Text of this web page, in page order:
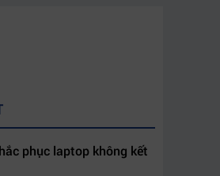
phục laptop không kết